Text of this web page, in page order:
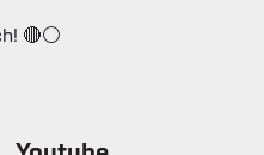
🔴⚪